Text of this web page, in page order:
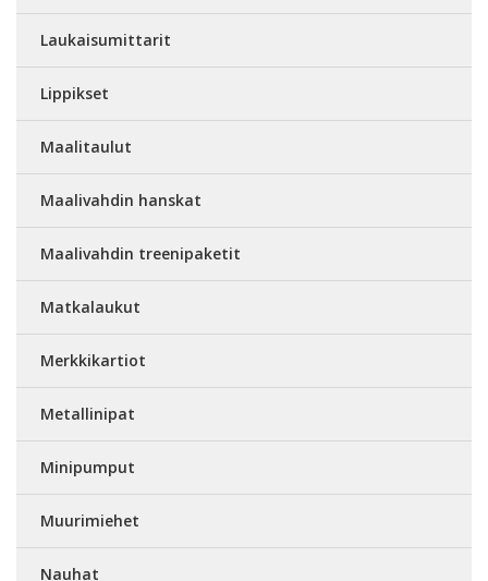
Laukaisumittarit
Lippikset
Maalitaulut
Maalivahdin hanskat
Maalivahdin treenipaketit
Matkalaukut
Merkkikartiot
Metallinipat
Minipumput
Muurimiehet
Nauhat